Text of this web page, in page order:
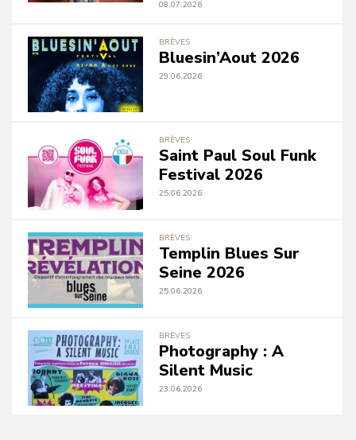
08.07.2026
BRÈVES
Bluesin’Aout 2026
29.06.2026
BRÈVES
Saint Paul Soul Funk
Festival 2026
25.06.2026
BRÈVES
Templin Blues Sur
Seine 2026
25.06.2026
BRÈVES
Photography : A
Silent Music
23.06.2026